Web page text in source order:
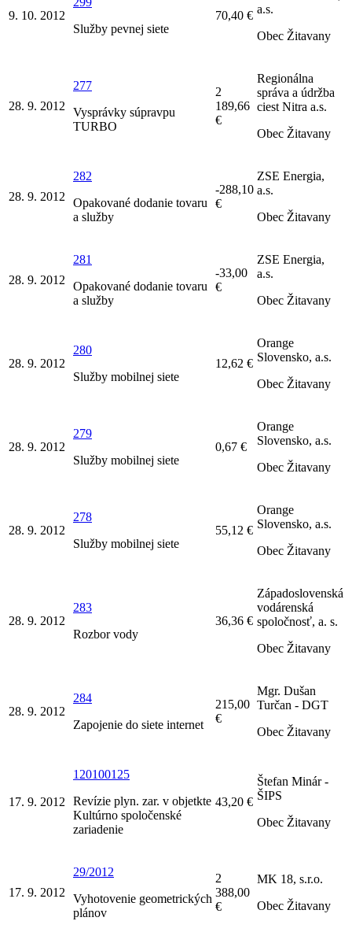
9. 10. 2012
Služby pevnej siete
70,40 € a.s.
Obec Žitavany
28. 9. 2012
277
Vysprávky súpravpu
TURBO
2
189,66
€
Regionálna
správa a údržba
ciest Nitra a.s.
Obec Žitavany
28. 9. 2012
282
Opakované dodanie tovaru
a služby
-288,10
€
ZSE Energia,
a.s.
Obec Žitavany
28. 9. 2012
281
Opakované dodanie tovaru
a služby
-33,00
€
ZSE Energia,
a.s.
Obec Žitavany
28. 9. 2012
280
Služby mobilnej siete
12,62 €
Orange
Slovensko, a.s.
Obec Žitavany
28. 9. 2012
279
Služby mobilnej siete
0,67 €
Orange
Slovensko, a.s.
Obec Žitavany
28. 9. 2012
278
Služby mobilnej siete
55,12 €
Orange
Slovensko, a.s.
Obec Žitavany
28. 9. 2012
283
Rozbor vody
36,36 €
Západoslovenská
vodárenská
spoločnosť, a. s.
Obec Žitavany
28. 9. 2012
284
Zapojenie do siete internet
215,00
€
Mgr. Dušan
Turčan - DGT
Obec Žitavany
17. 9. 2012
120100125
Revízie plyn. zar. v objetkte
Kultúrno spoločenské
zariadenie
43,20 €
Štefan Minár -
ŠIPS
Obec Žitavany
17. 9. 2012
29/2012
Vyhotovenie geometrických
plánov
2
388,00
€
MK 18, s.r.o.
Obec Žitavany